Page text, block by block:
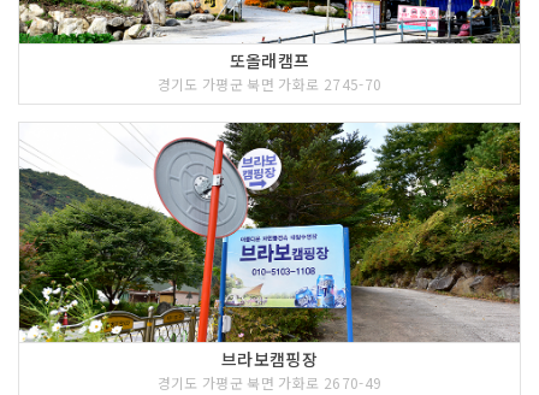
또올래캠프
경기도 가평군 북면 가화로 2745-70
브라보캠핑장
경기도 가평군 북면 가화로 2670-49